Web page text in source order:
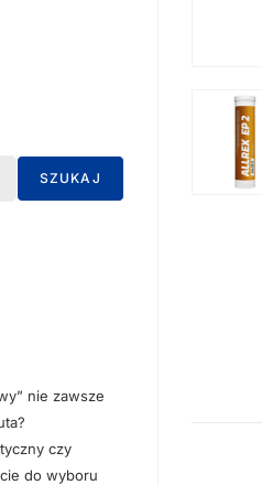
SZUKAJ
nie zawsze
czy
do wyboru